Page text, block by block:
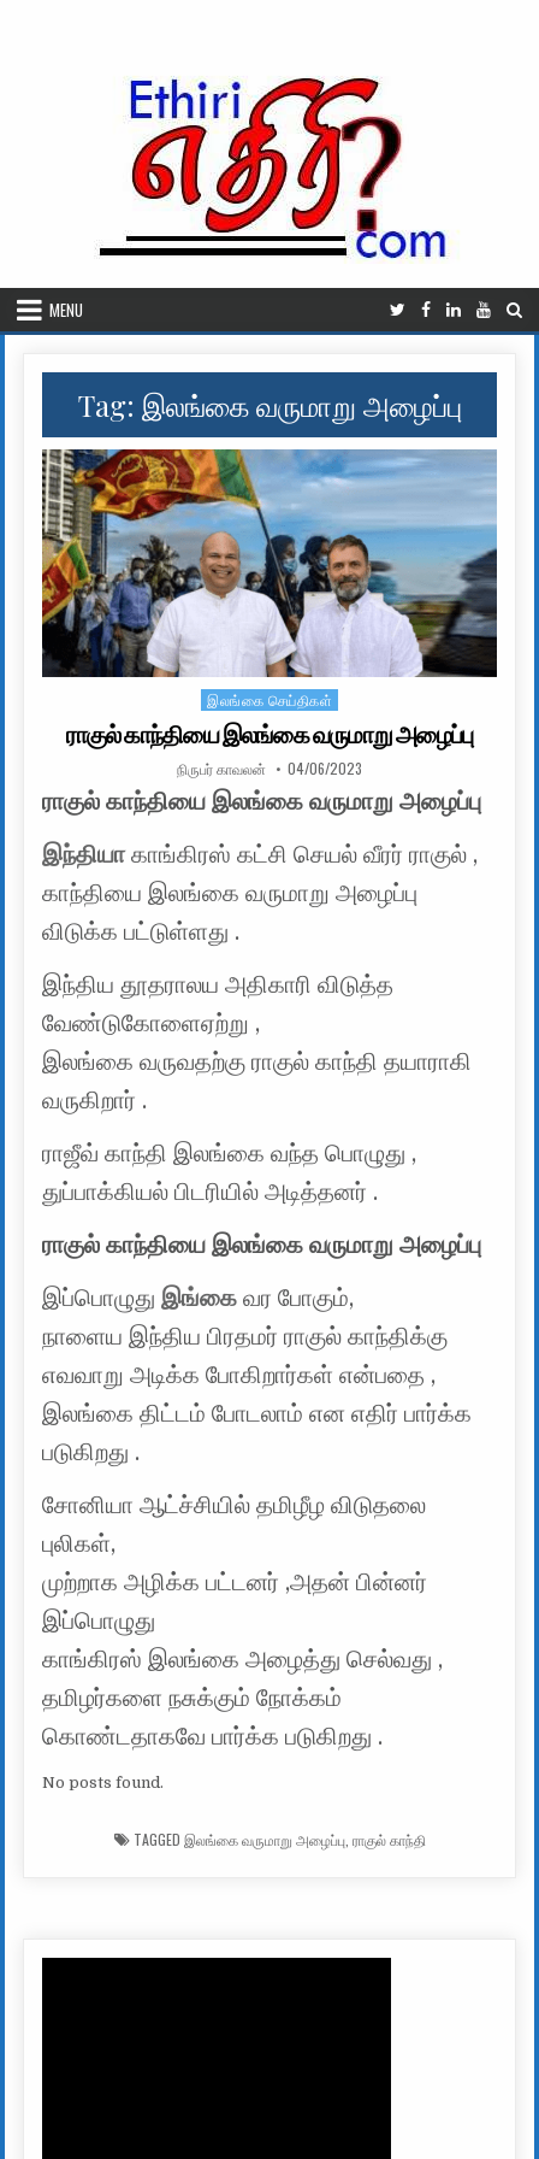
MENU
Tag: இலங்கை வருமாறு அழைப்பு
Posted in
இலங்கை செய்திகள்
ராகுல் காந்தியை இலங்கை வருமாறு அழைப்பு
AUTHOR:
நிருபர் காவலன் PUBLISHED DATE:
04/06/2023
ராகுல் காந்தியை இலங்கை வருமாறு அழைப்பு
இந்தியாகாங்கிரஸ் கட்சி செயல் வீரர் ராகுல் ,
காந்தியை இலங்கை வருமாறு அழைப்பு
விடுக்க பட்டுள்ளது .
இந்திய தூதராலய அதிகாரி விடுத்த
வேண்டுகோளைஏற்று ,
இலங்கை வருவதற்கு ராகுல் காந்தி தயாராகி
வருகிறார் .
ராஜீவ் காந்தி இலங்கை வந்த பொழுது ,
துப்பாக்கியல் பிடரியில் அடித்தனர் .
ராகுல் காந்தியை இலங்கை வருமாறு அழைப்பு
இப்பொழுதுஇங்கைவர போகும்,
நாளைய இந்திய பிரதமர் ராகுல் காந்திக்கு
எவவாறு அடிக்க போகிறார்கள் என்பதை ,
இலங்கை திட்டம் போடலாம் என எதிர் பார்க்க
படுகிறது .
சோனியா ஆட்ச்சியில் தமிழீழ விடுதலை
புலிகள்,
முற்றாக அழிக்க பட்டனர் ,அதன் பின்னர்
இப்பொழுது
காங்கிரஸ் இலங்கை அழைத்து செல்வது ,
தமிழர்களை நசுக்கும் நோக்கம்
கொண்டதாகவே பார்க்க படுகிறது .
No posts found.
TAGGED இலங்கை வருமாறு அழைப்பு, ராகுல் காந்தி